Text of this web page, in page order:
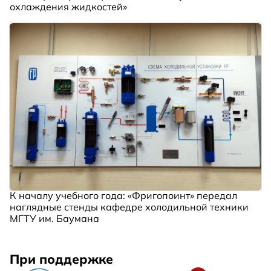
охлаждения жидкостей»
К началу учебного года: «Фригопоинт» передал
наглядные стенды кафедре холодильной техники
МГТУ им. Баумана
При поддержке